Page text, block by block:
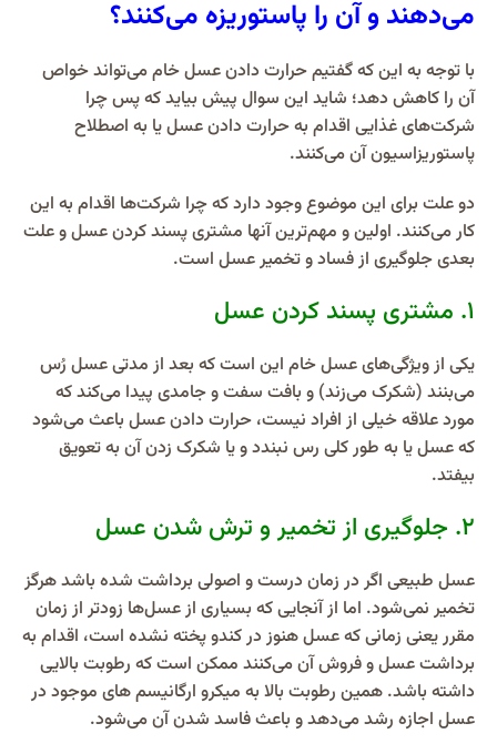
می‌دهند و آن را پاستوریزه می‌کنند؟
با توجه به این که گفتیم حرارت دادن عسل خام می‌تواند خواص
آن را کاهش دهد؛ شاید این سوال پیش بیاید که پس چرا
شرکت‌های غذایی اقدام به حرارت دادن عسل یا به اصطلاح
پاستوریزاسیون آن می‌کنند.
دو علت برای این موضوع وجود دارد که چرا شرکت‌ها اقدام به این
کار می‌کنند. اولین و مهم‌ترین آنها مشتری پسند کردن عسل و علت
بعدی جلوگیری از فساد و تخمیر عسل است.
۱. مشتری پسند کردن عسل
یکی از ویژگی‌های عسل خام این است که بعد از مدتی عسل رُس
می‌بنند (شکرک می‌زند) و بافت سفت و جامدی پیدا می‌کند که
مورد علاقه خیلی از افراد نیست، حرارت دادن عسل باعث می‌شود
که عسل یا به طور کلی رس نبندد و یا شکرک زدن آن به تعویق
بیفتد.
۲. جلوگیری از تخمیر و ترش شدن عسل
عسل طبیعی اگر در زمان درست و اصولی برداشت شده باشد هرگز
تخمیر نمی‌شود. اما از آنجایی که بسیاری از عسل‌ها زود‌تر از زمان
مقرر یعنی زمانی که عسل هنوز در کندو پخته نشده است، اقدام به
برداشت عسل و فروش آن می‌کنند ممکن است که رطوبت بالایی
داشته باشد. همین رطوبت بالا به میکرو ارگانیسم‌ های موجود در
عسل اجازه رشد می‌دهد و باعث فاسد شدن آن می‌شود.